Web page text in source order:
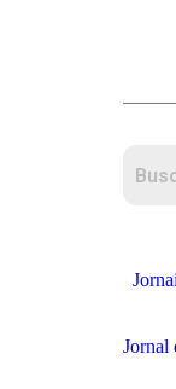
Jornal